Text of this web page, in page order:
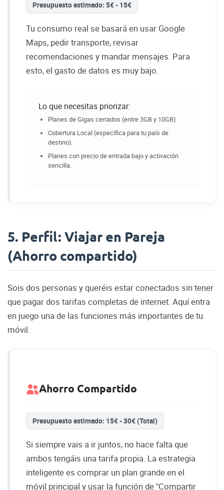
Presupuesto estimado: 5€ - 15€
Tu consumo real se basará en usar Google
Maps, pedir transporte, revisar
recomendaciones y mandar mensajes. Para
esto, el gasto de datos es muy bajo.
Lo que necesitas priorizar:
Planes de Gigas cerrados (entre 3GB y 10GB).
Cobertura Local (específica para tu país de
destino).
Planes con precio de entrada bajo y activación
sencilla.
5. Perfil: Viajar en Pareja
(Ahorro compartido)
Sois dos personas y queréis estar conectados sin tener
que pagar dos tarifas completas de internet. Aquí entra
en juego una de las funciones más importantes de tu
móvil.
Ahorro Compartido
Presupuesto estimado: 15€ - 30€ (Total)
Si siempre vais a ir juntos, no hace falta que
ambos tengáis una tarifa propia. La estrategia
inteligente es comprar un plan grande en el
móvil principal y usar la función de "Compartir